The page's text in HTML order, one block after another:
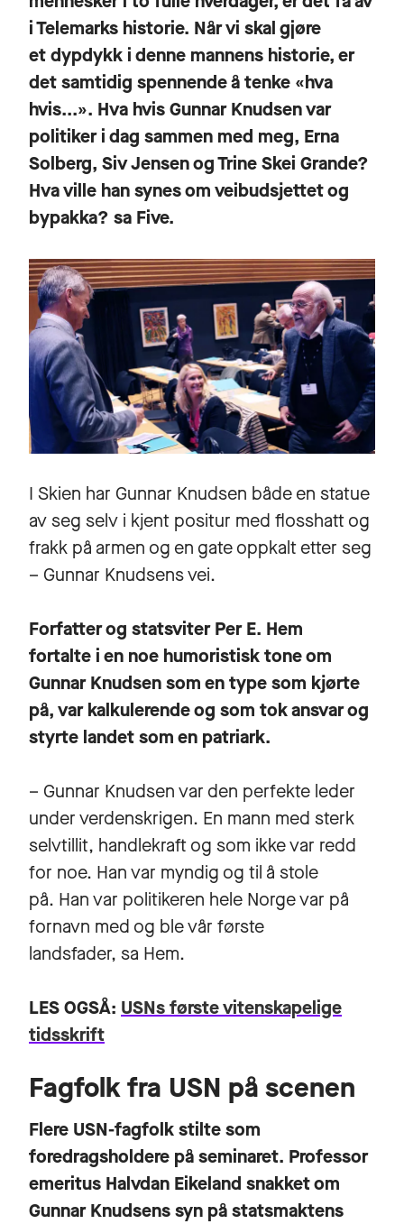
i Telemarks historie. Når vi skal gjøre
et dypdykk i denne mannens historie, er
det samtidig spennende å tenke «hva
hvis...». Hva hvis Gunnar Knudsen var
politiker i dag sammen med meg, Erna
Solberg, Siv Jensen og Trine Skei Grande?
Hva ville han synes om veibudsjettet og
bypakka? sa Five.
I Skien har Gunnar Knudsen både en statue
av seg selv i kjent positur med flosshatt og
frakk på armen og en gate oppkalt etter seg
– Gunnar Knudsens vei.
Forfatter og statsviter Per E. Hem
fortalte i en noe humoristisk tone om
Gunnar Knudsen som en type som kjørte
på, var kalkulerende og som tok ansvar og
styrte landet som en patriark.
– Gunnar Knudsen var den perfekte leder
under verdenskrigen. En mann med sterk
selvtillit, handlekraft og som ikke var redd
for noe. Han var myndig og til å stole
på. Han var politikeren hele Norge var på
fornavn med og ble vår første
landsfader, sa Hem.
LES OGSÅ: USNs første vitenskapelige
tidsskrift
Fagfolk fra USN på scenen
Flere USN-fagfolk stilte som
foredragsholdere på seminaret. Professor
emeritus Halvdan Eikeland snakket om
Gunnar Knudsens syn på statsmaktens